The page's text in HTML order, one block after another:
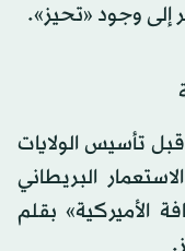
إلى وجود «تحيز».
تأسيس الولايات
البريطاني
الأميركية» بقلم